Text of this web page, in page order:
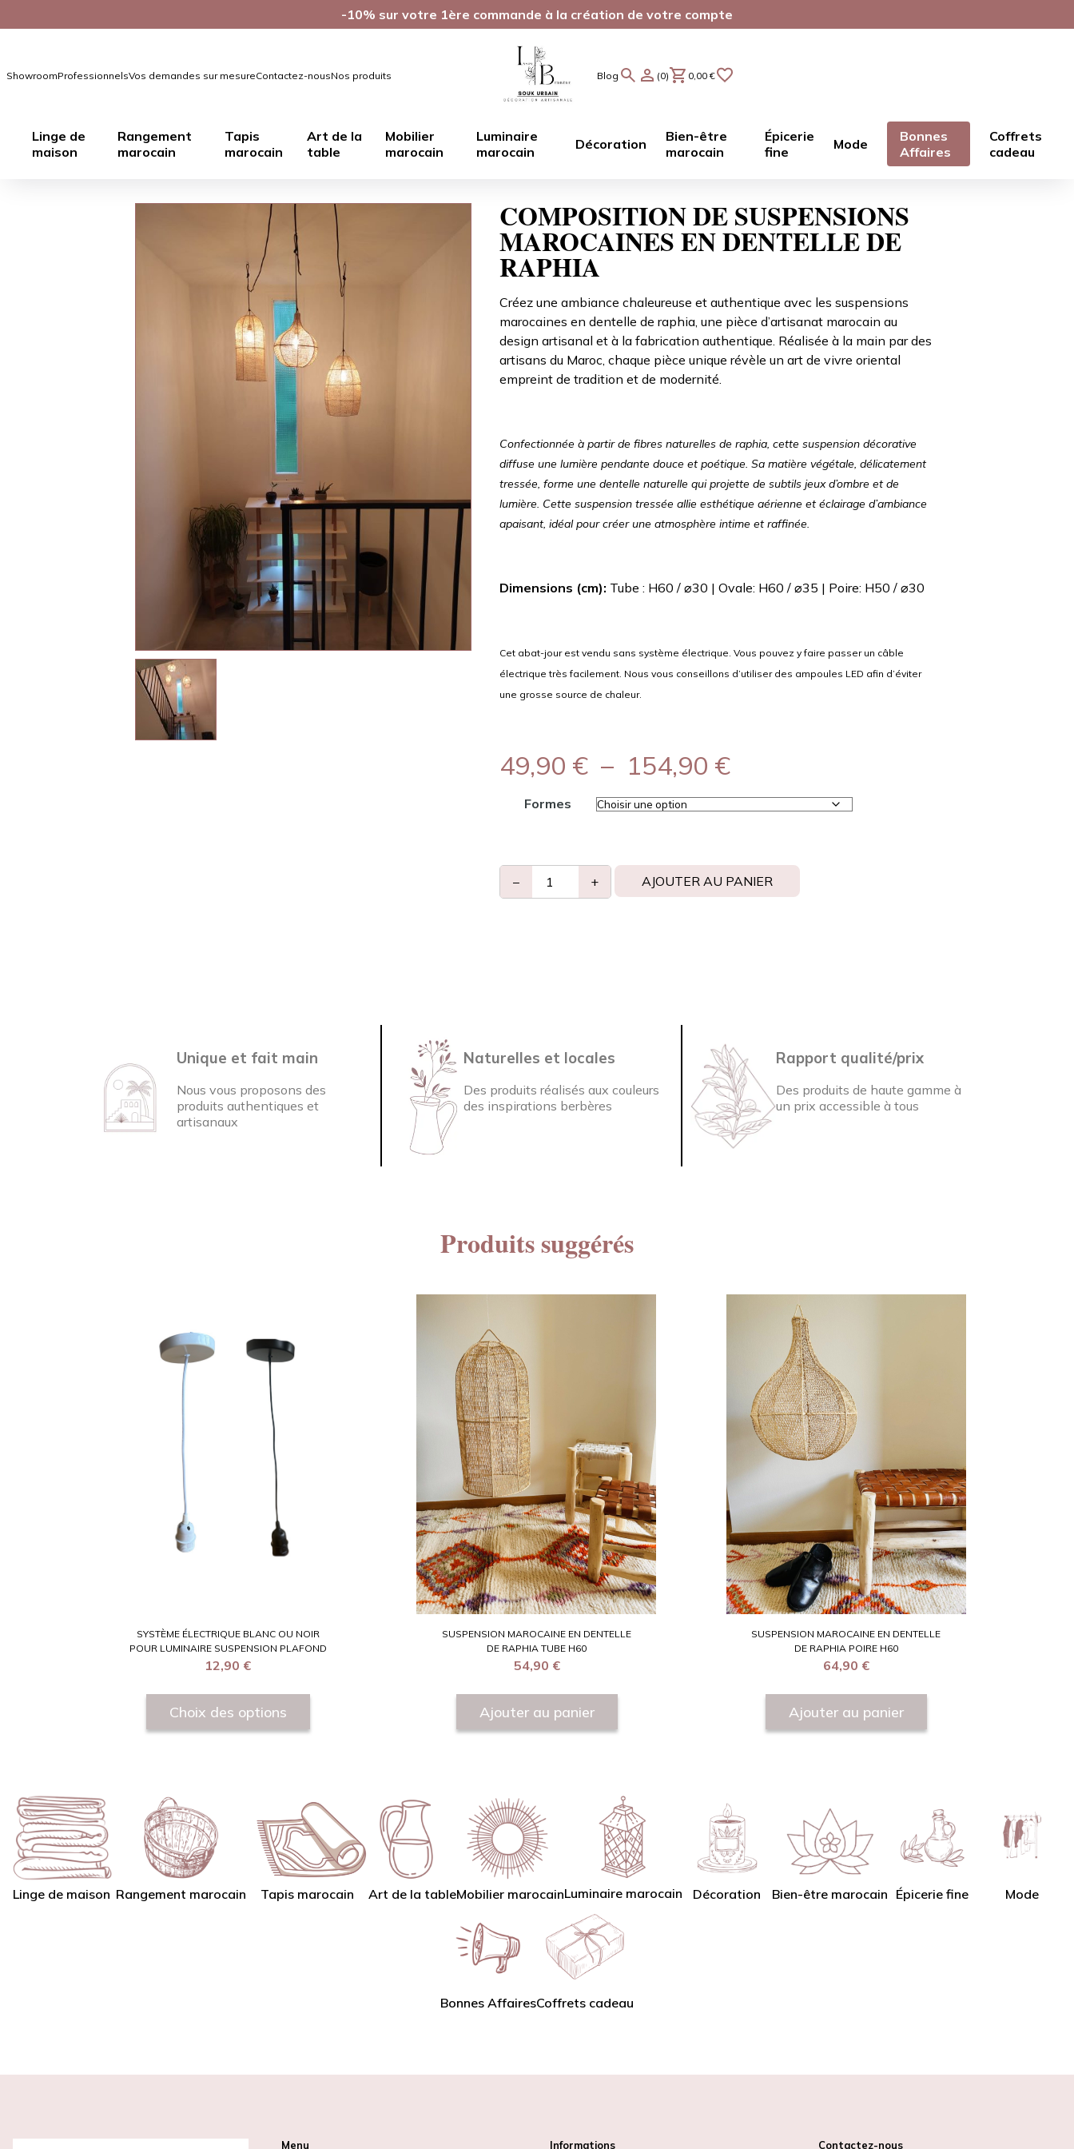
-10% sur votre 1ère commande à la création de votre compte
ShowroomProfessionnelsVos demandes sur mesureContactez-nousNos produits Blog (0) 0,00€
Linge de
maison
Rangement
marocain
Tapis
marocain
Art de la
table
Mobilier
marocain
Luminaire
marocain
Décoration
Bien-être
marocain
Épicerie
fine
Mode
Bonnes
Affaires
Coffrets
cadeau
COMPOSITION DE SUSPENSIONS
MAROCAINES EN DENTELLE DE
RAPHIA
Créez une ambiance chaleureuse et authentique avec les suspensions
marocaines en dentelle de raphia, une pièce d’artisanat marocain au
design artisanal et à la fabrication authentique. Réalisée à la main par des
artisans du Maroc, chaque pièce unique révèle un art de vivre oriental
empreint de tradition et de modernité.
Confectionnée à partir de fibres naturelles de raphia, cette suspension décorative
diffuse une lumière pendante douce et poétique. Sa matière végétale, délicatement
tressée, forme une dentelle naturelle qui projette de subtils jeux d’ombre et de
lumière. Cette suspension tressée allie esthétique aérienne et éclairage d’ambiance
apaisant, idéal pour créer une atmosphère intime et raffinée.
Dimensions (cm): Tube : H60 / ⌀30 | Ovale: H60 / ⌀35 | Poire: H50 / ⌀30
Cet abat-jour est vendu sans système électrique. Vous pouvez y faire passer un câble
électrique très facilement. Nous vous conseillons d’utiliser des ampoules LED afin d’éviter
une grosse source de chaleur.
49,90 € – 154,90 €
Formes
− + AJOUTER AU PANIER
Unique et fait main
Nous vous proposons des
produits authentiques et
artisanaux
Naturelles et locales
Des produits réalisés aux couleurs
des inspirations berbères
Rapport qualité/prix
Des produits de haute gamme à
un prix accessible à tous
Produits suggérés
SYSTÈME ÉLECTRIQUE BLANC OU NOIR
POUR LUMINAIRE SUSPENSION PLAFOND
12,90 €
Choix des options
SUSPENSION MAROCAINE EN DENTELLE
DE RAPHIA TUBE H60
54,90 €
Ajouter au panier
SUSPENSION MAROCAINE EN DENTELLE
DE RAPHIA POIRE H60
64,90 €
Ajouter au panier
Linge de maison Rangement marocain Tapis marocain Art de la tableMobilier marocainLuminaire marocain Décoration Bien-être marocain Épicerie fine Mode
Bonnes AffairesCoffrets cadeau
Menu Informations Contactez-nous